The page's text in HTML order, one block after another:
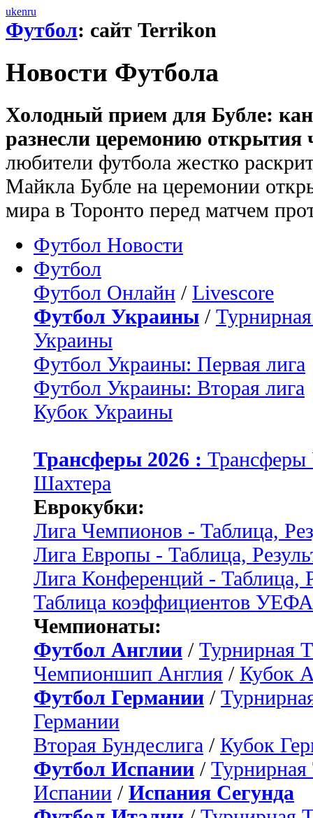
ukenru
Футбол: сайт Terrikon
Новости Футбола
Холодный прием для Бубле:
разнесли церемонию открытия
любители футбола жестко
Майкла Бубле на церемонии
мира в Торонто перед матчем
Футбол Новости
Футбол
Футбол Онлайн / Livescore
Футбол Украины /
Украины
Футбол Украины: Первая лига
Футбол Украины: Вторая лига
Кубок Украины
Трансферы 2026 :
Шахтера
Еврокубки:
Лига Чемпионов - Таблица,
Лига Европы - Таблица,
Лига Конференций - Таблица,
Таблица коэффициентов УЕФА
Чемпионаты:
Футбол Англии / Турнирная
Чемпионшип Англия / Кубок
Футбол Германии /
Германии
Вторая Бундеслига / Кубок
Футбол Испании / Турнирная
Испании / Испания Сегунда